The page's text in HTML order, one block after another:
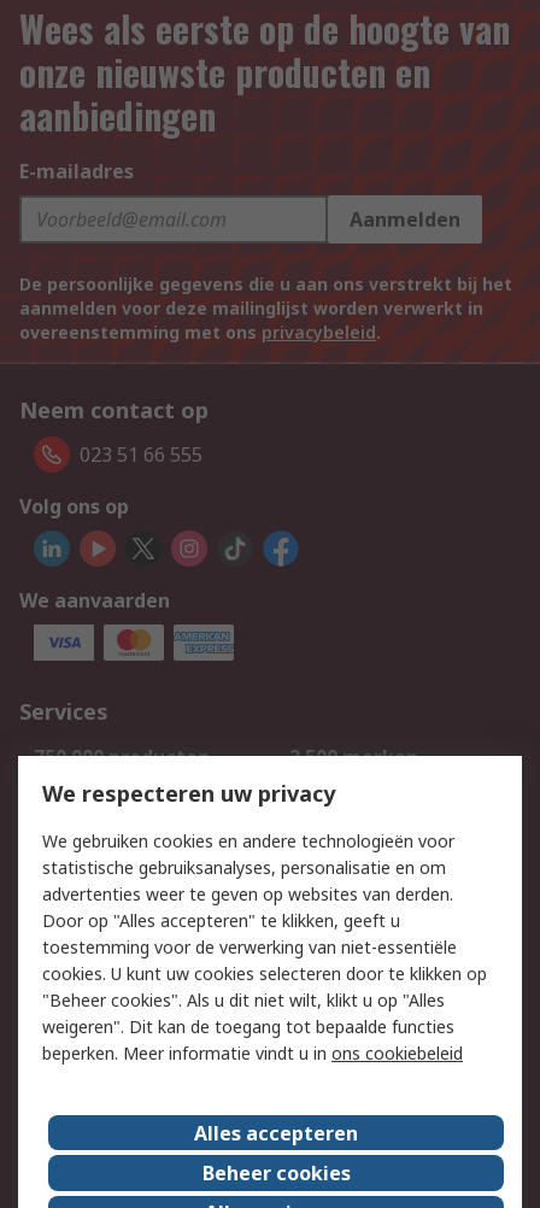
Wees als eerste op de hoogte van
onze nieuwste producten en
aanbiedingen
E-mailadres
Aanmelden
De persoonlijke gegevens die u aan ons verstrekt bij het
aanmelden voor deze mailinglijst worden verwerkt in
overeenstemming met ons privacybeleid.
Neem contact op
023 51 66 555
Volg ons op
We aanvaarden
Services
750.000 producten
2.500 merken
Bestellen
Inkoopoplossingen
Track & Trace
Wettelijk
Cookiebeleid
Email veiligheid
Privacybeleid
Websitevoorwaarden
Algemene
verkoopvoorwaarden
Over RS
RS Group
Over ons
RS wereldwijd
Werken bij RS
We respecteren uw privacy
We gebruiken cookies en andere technologieën voor
statistische gebruiksanalyses, personalisatie en om
advertenties weer te geven op websites van derden.
Door op "Alles accepteren" te klikken, geeft u
toestemming voor de verwerking van niet-essentiële
cookies. U kunt uw cookies selecteren door te klikken op
"Beheer cookies". Als u dit niet wilt, klikt u op "Alles
weigeren". Dit kan de toegang tot bepaalde functies
beperken. Meer informatie vindt u in ons cookiebeleid
Alles accepteren
Beheer cookies